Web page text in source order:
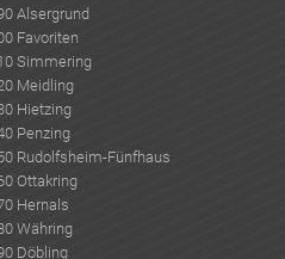
Alsergrund
Favoriten
Simmering
Meidling
Hietzing
Penzing
Rudolfsheim-Fünfhaus
Ottakring
Hernals
Währing
Döbling